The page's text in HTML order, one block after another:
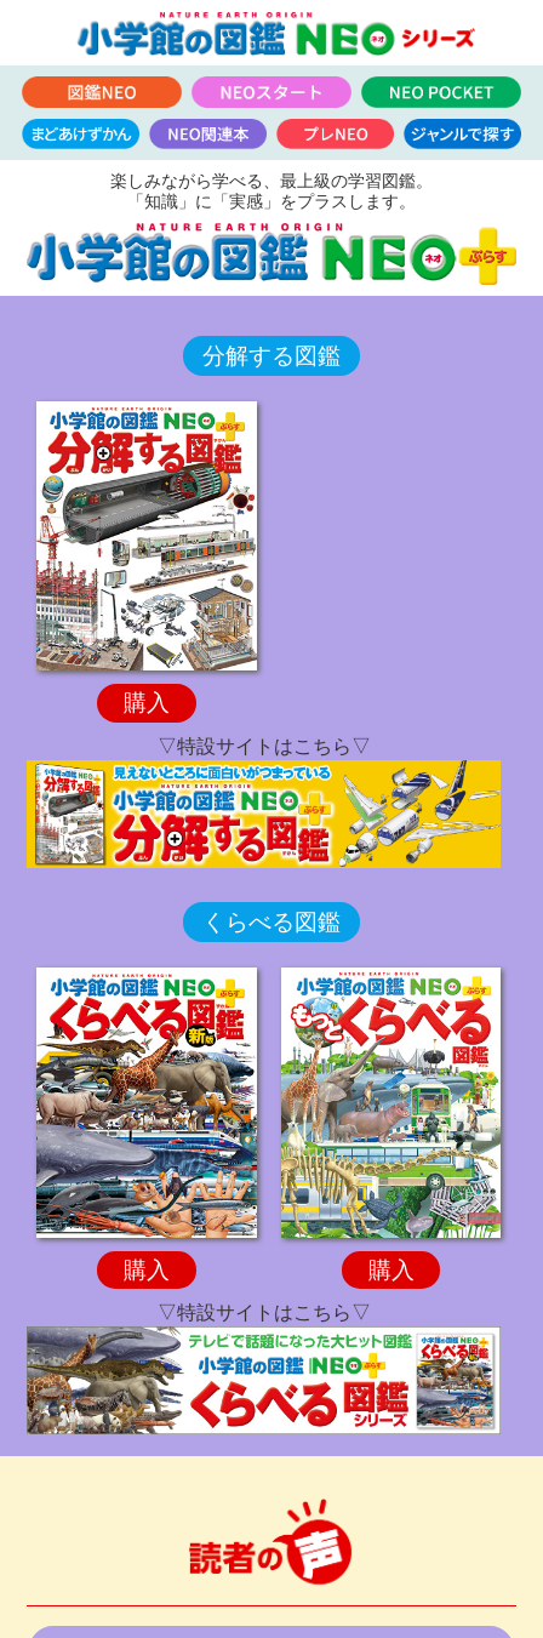
楽しみながら学べる、最上級の学習図鑑。
「知識」に「実感」をプラスします。
分解する図鑑
購入
▽特設サイトはこちら▽
くらべる図鑑
購入 購入
▽特設サイトはこちら▽